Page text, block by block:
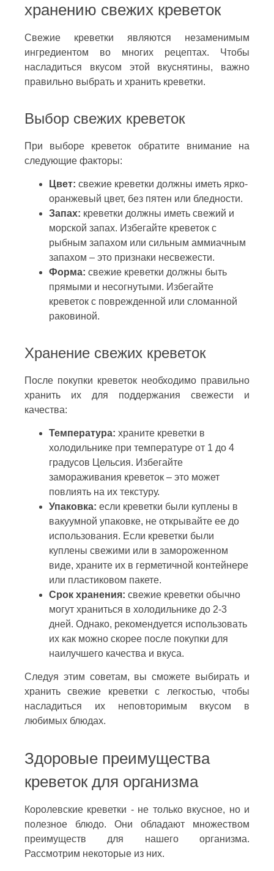
хранению свежих креветок
Свежие креветки являются незаменимым
ингредиентом во многих рецептах. Чтобы
насладиться вкусом этой вкуснятины, важно
правильно выбрать и хранить креветки.
Выбор свежих креветок
При выборе креветок обратите внимание на
следующие факторы:
Цвет: свежие креветки должны иметь ярко-
оранжевый цвет, без пятен или бледности.
Запах: креветки должны иметь свежий и
морской запах. Избегайте креветок с
рыбным запахом или сильным аммиачным
запахом – это признаки несвежести.
Форма: свежие креветки должны быть
прямыми и несогнутыми. Избегайте
креветок с поврежденной или сломанной
раковиной.
Хранение свежих креветок
После покупки креветок необходимо правильно
хранить их для поддержания свежести и
качества:
Температура: храните креветки в
холодильнике при температуре от 1 до 4
градусов Цельсия. Избегайте
замораживания креветок – это может
повлиять на их текстуру.
Упаковка: если креветки были куплены в
вакуумной упаковке, не открывайте ее до
использования. Если креветки были
куплены свежими или в замороженном
виде, храните их в герметичной контейнере
или пластиковом пакете.
Срок хранения: свежие креветки обычно
могут храниться в холодильнике до 2-3
дней. Однако, рекомендуется использовать
их как можно скорее после покупки для
наилучшего качества и вкуса.
Следуя этим советам, вы сможете выбирать и
хранить свежие креветки с легкостью, чтобы
насладиться их неповторимым вкусом в
любимых блюдах.
Здоровые преимущества
креветок для организма
Королевские креветки - не только вкусное, но и
полезное блюдо. Они обладают множеством
преимуществ для нашего организма.
Рассмотрим некоторые из них.